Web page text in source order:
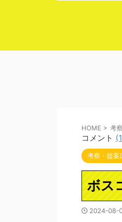
HOME > 考
コメント
考察・提案
ボス
2024-08-